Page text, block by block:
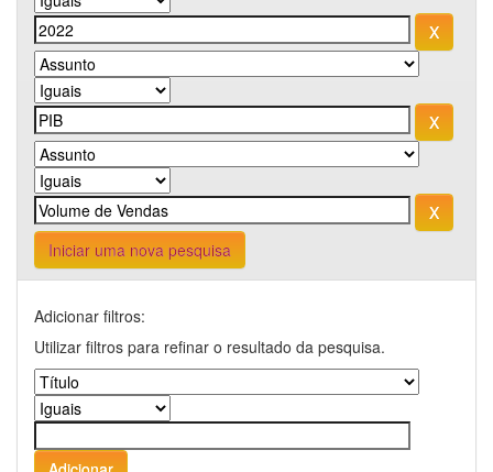
Iniciar uma nova pesquisa
Adicionar filtros:
Utilizar filtros para refinar o resultado da pesquisa.